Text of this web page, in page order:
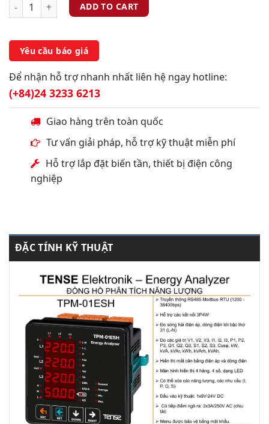
ADD TO CART
Yêu cầu báo giá
Để nhận hỗ trợ nhanh nhất liên hệ ngay hotline:
(+84)24 3233 6213
Giao hàng trên toàn quốc
Tư vấn giải pháp, hỗ trợ kỹ thuật miễn phí
Hỗ trợ lắp đặt biến tần, thiết bị điện công
nghiệp
ĐẶC TÍNH KỸ THUẬT